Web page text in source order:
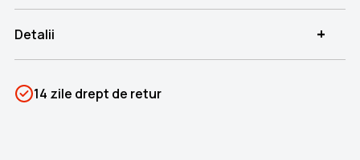
Detalii +
Categorii
Nava Școală Mircea
14 zile drept de retur